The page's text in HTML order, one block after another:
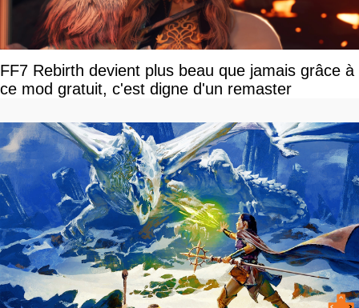
FF7 Rebirth devient plus beau que jamais grâce à
ce mod gratuit, c'est digne d'un remaster